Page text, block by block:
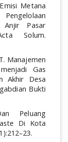
Metana
Anjir Pasar
Solum.
Manajemen
Gas
Akhir Desa
Bukti
Peluang
Di Kota